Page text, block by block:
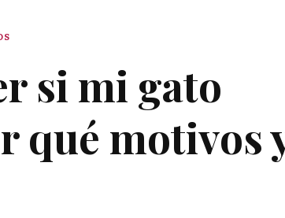
si mi gato
qué motivos